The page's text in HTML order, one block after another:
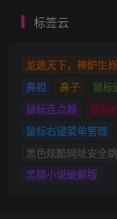
标签云
龙途天下，神炉生
鼻祖
鼻子
鼠
鼠标连点器
鼠标
鼠标右键菜单管理
黑色炫酷网址安全
黑猫小说破解版